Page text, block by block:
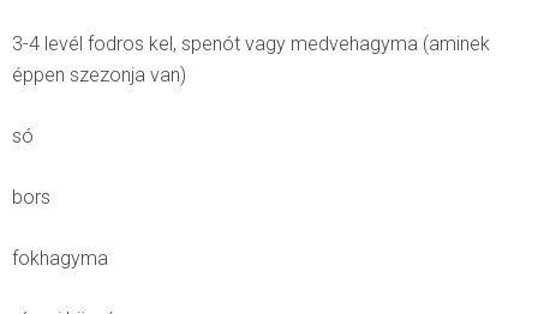
3-4 levél fodros kel, spenót vagy medvehagyma (aminek
éppen szezonja van)
só
bors
fokhagyma